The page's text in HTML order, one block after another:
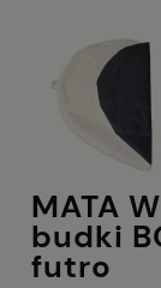
MATA
budki
futro